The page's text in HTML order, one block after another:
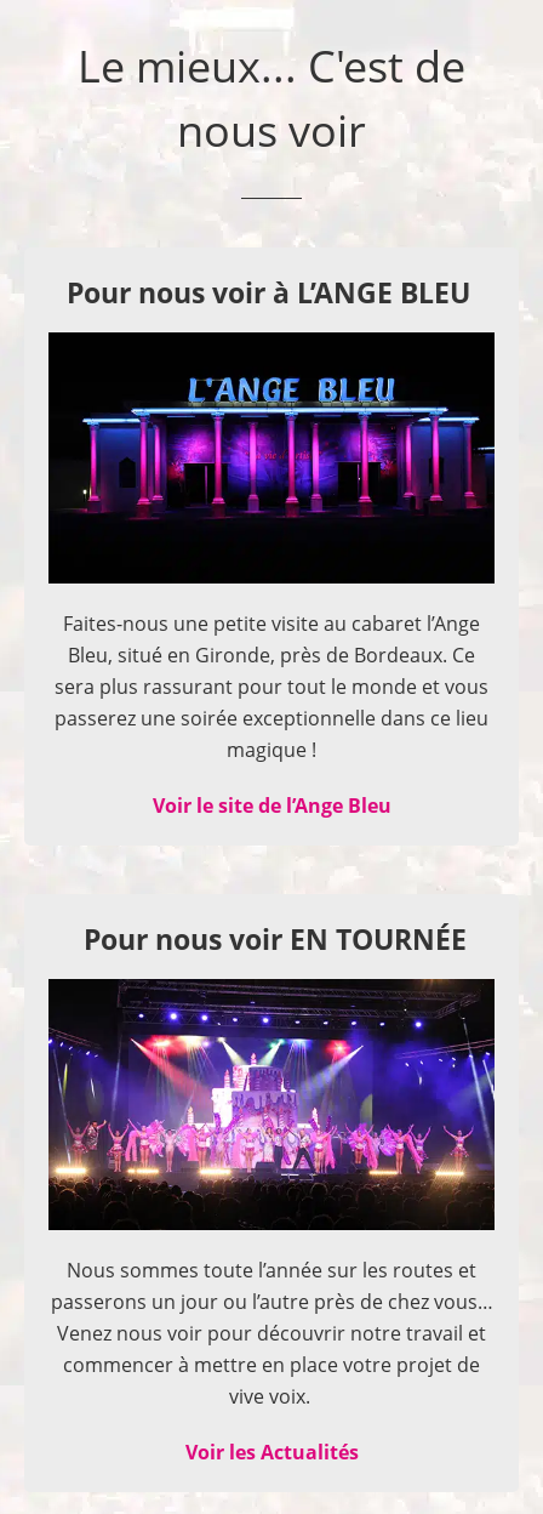
Le mieux... C'est de
nous voir
Pour nous voir à L’ANGE BLEU
Faites-nous une petite visite au cabaret l’Ange
Bleu, situé en Gironde, près de Bordeaux. Ce
sera plus rassurant pour tout le monde et vous
passerez une soirée exceptionnelle dans ce lieu
magique !
Voir le site de l’Ange Bleu
Pour nous voir EN TOURNÉE
Nous sommes toute l’année sur les routes et
passerons un jour ou l’autre près de chez vous…
Venez nous voir pour découvrir notre travail et
commencer à mettre en place votre projet de
vive voix.
Voir les Actualités